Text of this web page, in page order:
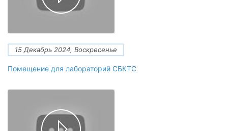
15 Декабрь 2024, Воскресенье
Помещение для лабораторий СБКТС